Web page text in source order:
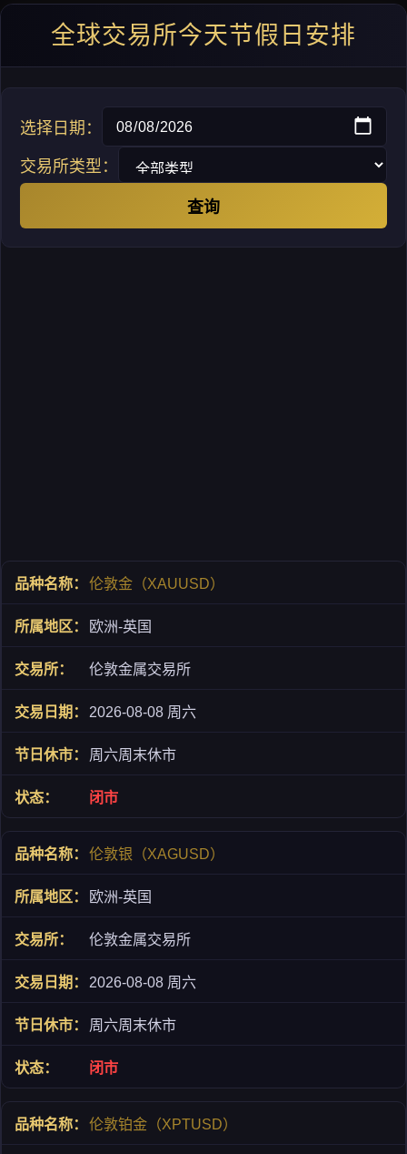
全球交易所今天节假日安排
选择日期：
交易所类型：
查询
伦敦金（XAUUSD）
欧洲-英国
伦敦金属交易所
2026-08-08 周六
周六周末休市
闭市
伦敦银（XAGUSD）
欧洲-英国
伦敦金属交易所
2026-08-08 周六
周六周末休市
闭市
伦敦铂金（XPTUSD）